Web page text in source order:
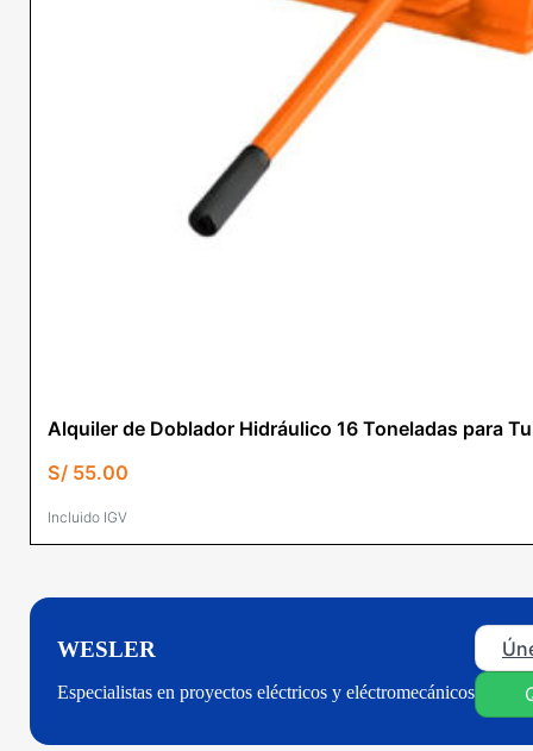
Alquiler de Doblador Hidráulico 16 Toneladas para
S/55.00
Incluido IGV
WESLER
Especialistas en proyectos eléctricos y eléctromecánicos